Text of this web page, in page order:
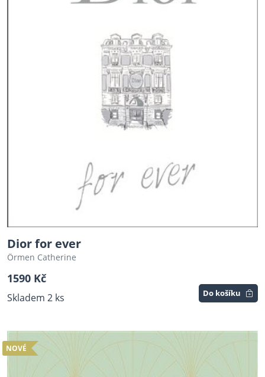
Dior for ever
Örmen Catherine
1590 Kč
Skladem 2 ks Do košíku
NOVÉ